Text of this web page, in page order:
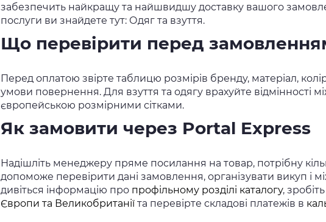
забезпечить найкращу та найшвидшу доставку вашого
послуги ви знайдете тут: Одяг та взуття.
Що перевірити перед
Перед оплатою звірте таблицю розмірів бренду, матеріал,
умови повернення. Для взуття та одягу врахуйте відмінності
європейською розмірними сітками.
Як замовити через Portal Express
Надішліть менеджеру пряме посилання на товар, потрібну
допоможе перевірити дані замовлення, організувати викуп і
дивіться інформацію про профільному розділі каталогу,
Європи та Великобританії та перевірте складові платежів в